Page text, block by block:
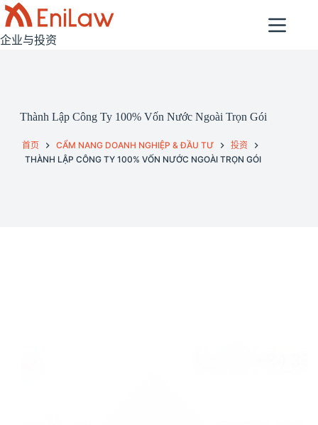
跳
过
内
企业与投资
Thành Lập Công Ty 100% Vốn Nước Ngoài Trọn Gói
首页 CẨM NANG DOANH NGHIỆP & ĐẦU TƯ
投资
THÀNH LẬP CÔNG TY 100% VỐN NƯỚC NGOÀI TRỌN GÓI